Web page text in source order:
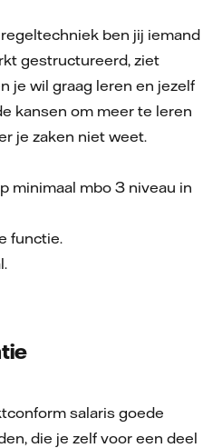
ben jij iemand
gestructureerd, ziet
je wil graag leren en jezelf
kansen om meer te leren
je zaken niet weet.
minimaal mbo 3 niveau in
functie.
salaris goede
die je zelf voor een deel